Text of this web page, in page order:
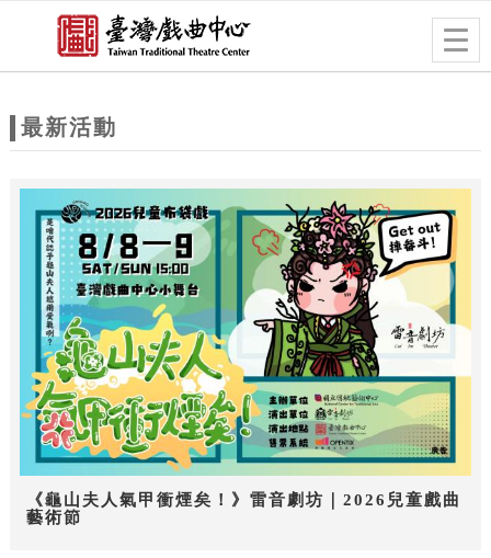
站
題
跳到主要內容
網站導覽
最新活動
《龜山夫人氣甲衝煙矣！》雷音劇坊｜2026兒童戲曲
藝術節